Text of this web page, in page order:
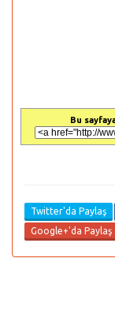
Bu
Twitter'da Paylaş
Google+'da Paylaş